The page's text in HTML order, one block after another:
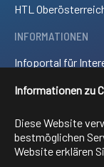
Informationen zu
Diese Website
bestmöglichen
Website erklären
HTL
INFORMATIONEN
Infoportal für
Downloads
Sitemap
FACHRICHTUNGEN